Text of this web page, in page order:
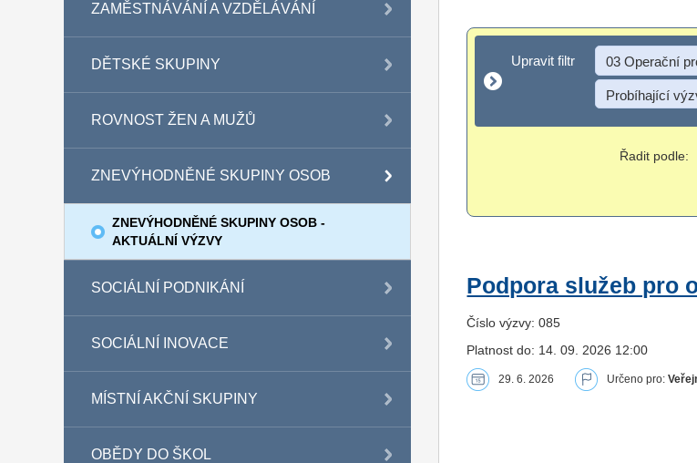
ZAMĚSTNÁVÁNÍ A VZDĚLÁVÁNÍ
DĚTSKÉ SKUPINY
ROVNOST ŽEN A MUŽŮ
ZNEVÝHODNĚNÉ SKUPINY OSOB
ZNEVÝHODNĚNÉ SKUPINY OSOB -
AKTUÁLNÍ VÝZVY
SOCIÁLNÍ PODNIKÁNÍ
SOCIÁLNÍ INOVACE
MÍSTNÍ AKČNÍ SKUPINY
OBĚDY DO ŠKOL
Upravit filtr
Upravit filtr 03 Operační
Probíhající
Řadit podle:
Podpora služeb pro
Číslo výzvy: 085
Platnost do: 14. 09. 2026 12:00
29. 6. 2026 Určeno pro: